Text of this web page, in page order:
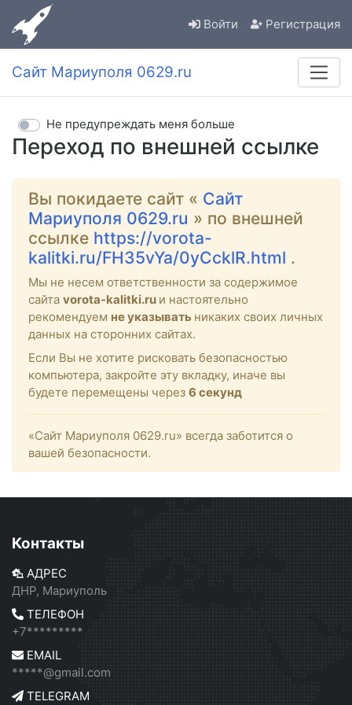
Войти Регистрация
Сайт Мариуполя 0629.ru
Переход по внешней ссылке
Не предупреждать меня больше
Вы покидаете сайт « Сайт
Мариуполя 0629.ru » по внешней
ссылке https://vorota-
kalitki.ru/FH35vYa/0yCcklR.html .
Мы не несем ответственности за содержимое
сайта vorota-kalitki.ru и настоятельно
рекомендуем не указывать никаких своих личных
данных на сторонних сайтах.
Если Вы не хотите рисковать безопасностью
компьютера, закройте эту вкладку, иначе вы
будете перемещены через 6 секунд
«Сайт Мариуполя 0629.ru» всегда заботится о
вашей безопасности.
Контакты
АДРЕС
ДНР, Мариуполь
ТЕЛЕФОН
+7*********
EMAIL
*****@gmail.com
TELEGRAM